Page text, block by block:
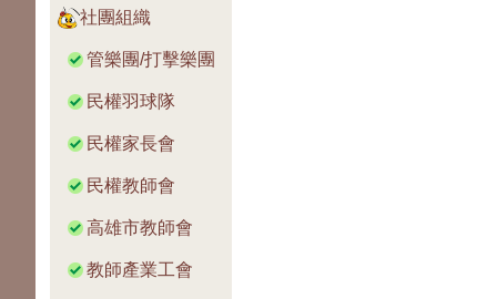
社團組織
管樂團/打擊樂團
民權羽球隊
民權家長會
民權教師會
高雄市教師會
教師產業工會